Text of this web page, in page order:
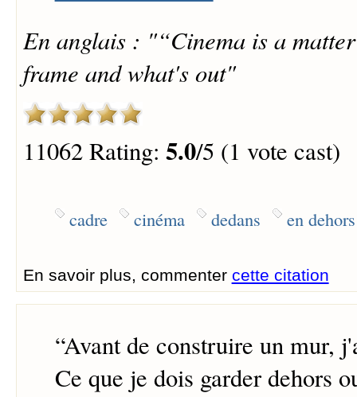
En anglais : "“Cinema is a
frame and what's out"
11062 Rating: 5.0/5 (1 vote cast)
cadre cinéma dedans en dehors
En savoir plus, commenter cette citation
“Avant de construire un mur,
Ce que je dois garder dehors